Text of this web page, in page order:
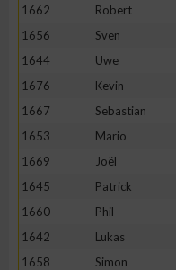
1662
Robert
1656
Sven
1644
Uwe
1676
Kevin
1667
Sebastian
1653
Mario
1669
Joël
1645
Patrick
1660
Phil
1642
Lukas
1658
Simon